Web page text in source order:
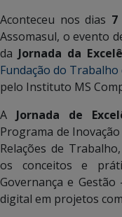
Aconteceu nos dias
Assomasul, o evento
da Jornada da
Fundação do Trabalho
pelo Instituto MS
A Jornada de
Programa de
Relações de
os conceitos e
Governança e
digital em projetos